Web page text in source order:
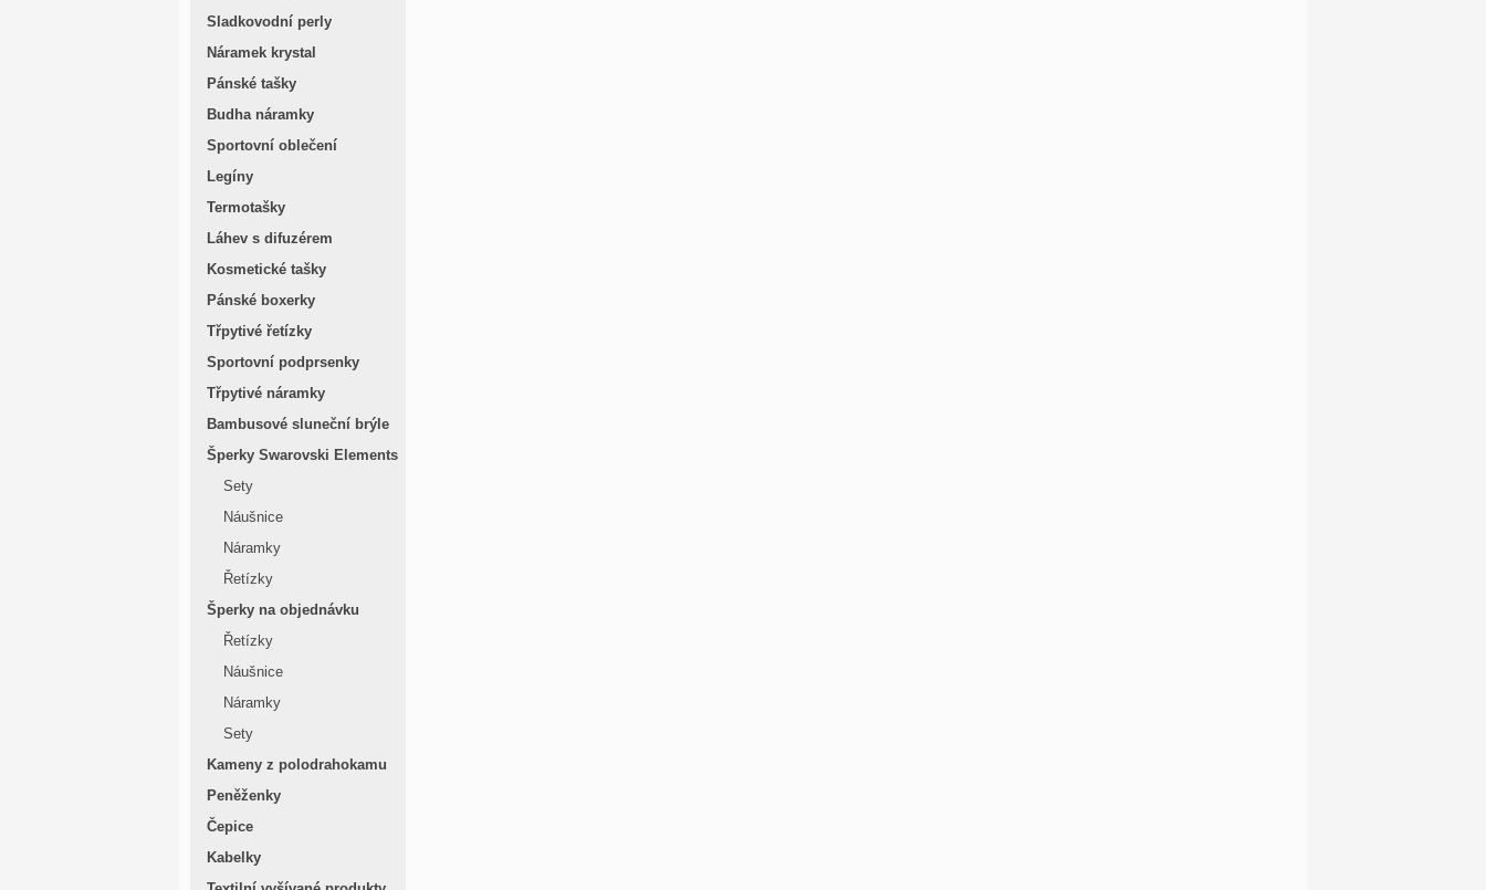
Sladkovodní perly
Náramek krystal
Pánské tašky
Budha náramky
Sportovní oblečení
Legíny
Termotašky
Láhev s difuzérem
Kosmetické tašky
Pánské boxerky
Třpytivé řetízky
Sportovní podprsenky
Třpytivé náramky
Bambusové sluneční brýle
Šperky Swarovski Elements
Sety
Náušnice
Náramky
Řetízky
Šperky na objednávku
Řetízky
Náušnice
Náramky
Sety
Kameny z polodrahokamu
Peněženky
Čepice
Kabelky